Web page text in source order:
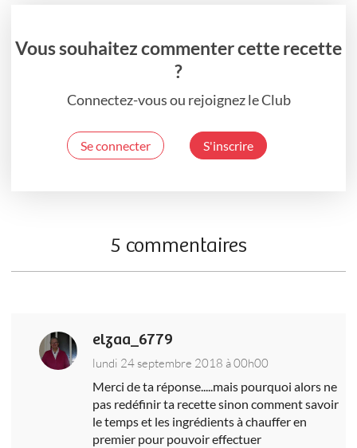
Vous souhaitez commenter cette recette
?
Connectez-vous ou rejoignez le Club
Se connecter S'inscrire
5 commentaires
elzaa_6779
lundi 24 septembre 2018 à 00h00
Merci de ta réponse.....mais pourquoi alors ne
pas redéfinir ta recette sinon comment savoir
le temps et les ingrédients à chauffer en
premier pour pouvoir effectuer